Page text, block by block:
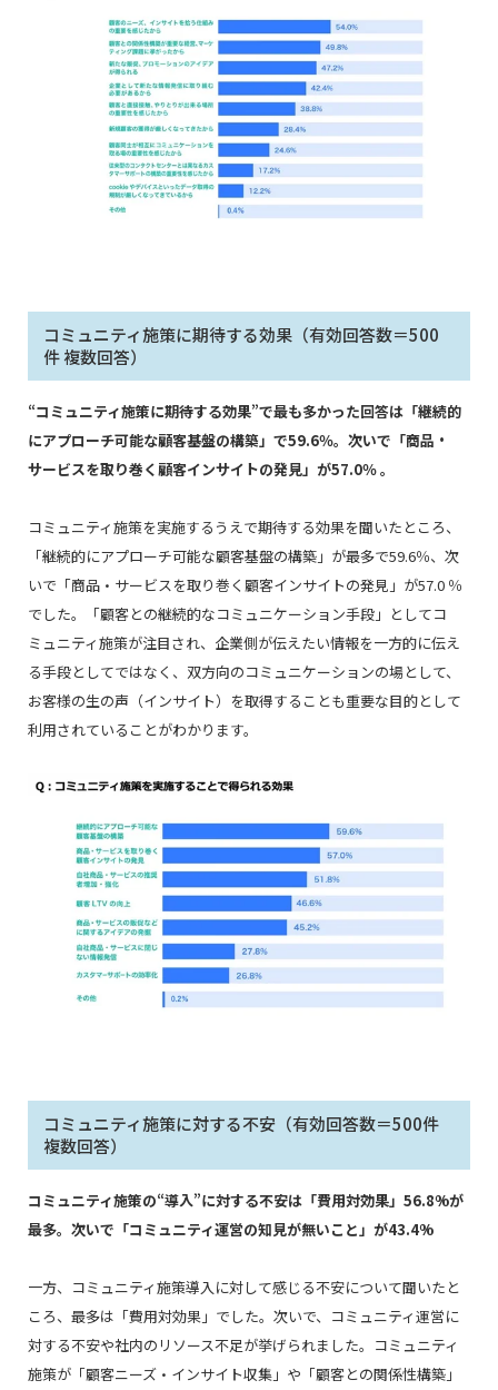
コミュニティ施策に期待する効果（有効回答数＝500
件 複数回答）
“コミュニティ施策に期待する効果”で最も多かった回答は「継続的
にアプローチ可能な顧客基盤の構築」で59.6％。次いで「商品・
サービスを取り巻く顧客インサイトの発見」が57.0％ 。
コミュニティ施策を実施するうえで期待する効果を聞いたところ、
「継続的にアプローチ可能な顧客基盤の構築」が最多で59.6％、次
いで「商品・サービスを取り巻く顧客インサイトの発見」が57.0 ％
でした。「顧客との継続的なコミュニケーション手段」としてコ
ミュニティ施策が注目され、企業側が伝えたい情報を一方的に伝え
る手段としてではなく、双方向のコミュニケーションの場として、
お客様の生の声（インサイト）を取得することも重要な目的として
利用されていることがわかります。
コミュニティ施策に対する不安（有効回答数＝500件
複数回答）
コミュニティ施策の“導入”に対する不安は「費用対効果」56.8%が
最多。次いで「コミュニティ運営の知見が無いこと」が43.4%
一方、コミュニティ施策導入に対して感じる不安について聞いたと
ころ、最多は「費用対効果」でした。次いで、コミュニティ運営に
対する不安や社内のリソース不足が挙げられました。コミュニティ
施策が「顧客ニーズ・インサイト収集」や「顧客との関係性構築」